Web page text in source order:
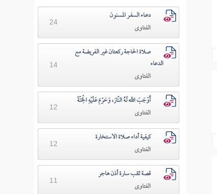
دعـاء السفـر المسنون
الفتاوى
24
صلاة الحاجة ركعتان غير الفريضة مع
الدعاء
الفتاوى
14
أَوْجَبَ الله لَهُ النّارَ، وَحَرّمَ عَلَيْهِ الْجَنّةَ
الفتاوى
12
كيفية أداء صلاة الاستخارة
الفتاوى
12
قصة ثقب سارة أذن هاجر
الفتاوى
11